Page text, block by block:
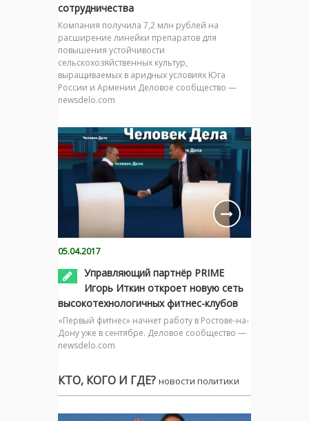
сотрудничества
Компания получила 7,2 млн рублей на
расширение линейки препаратов для
повышения устойчивости
сельскохозяйственных культур,
выращиваемых в аридных условиях Юга
России и Армении Деловое сообщество —
newsdelo.com
05.04.2017
Управляющий партнёр PRIME
Игорь Иткин откроет новую сеть
высокотехнологичных фитнес-клубов
«Первый фитнес» начнет работу в Ростове-на-
Дону уже в сентябре. Деловое сообщество —
newsdelo.com
КТО, КОГО И ГДЕ? новости политики